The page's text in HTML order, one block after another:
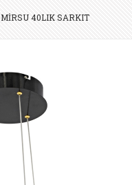
MİRSU 40LIK SARKIT